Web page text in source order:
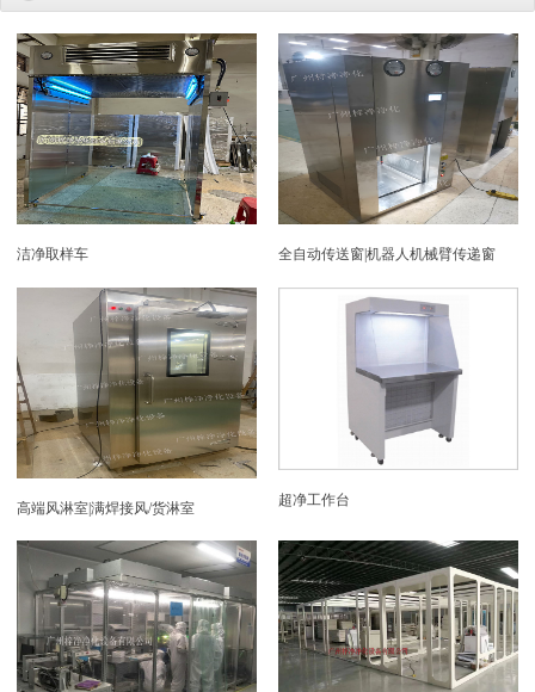
洁净取样车 全自动传送窗|机器人机械臂传递窗
高端风淋室|满焊接风/货淋室 超净工作台